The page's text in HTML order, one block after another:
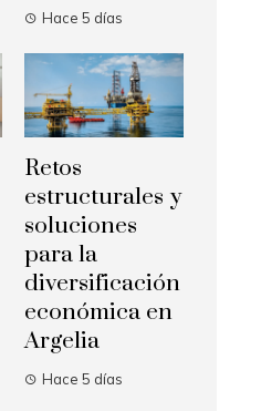
Hace 5 días
Retos
estructurales y
soluciones
para la
diversificación
económica en
Argelia
Hace 5 días